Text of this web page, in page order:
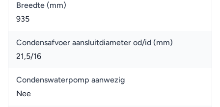
Breedte (mm)
935
Condensafvoer aansluitdiameter od/id (mm)
21,5/16
Condenswaterpomp aanwezig
Nee